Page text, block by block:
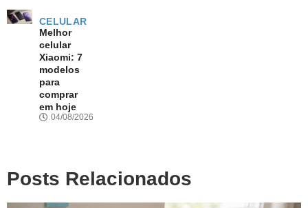
CELULAR
Melhor
celular
Xiaomi: 7
modelos
para
comprar
em hoje
04/08/2026
Posts Relacionados